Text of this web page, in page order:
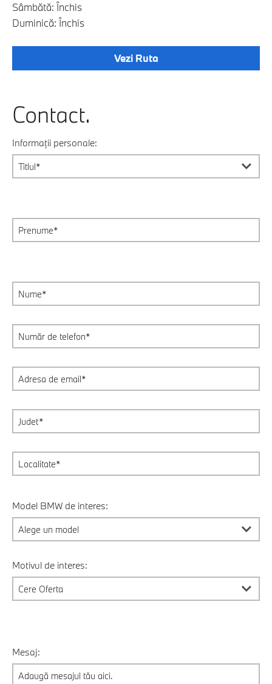
Sâmbătă: Închis
Duminică: Închis
Vezi Ruta
Contact.
Informații personale:
Model BMW de interes:
Motivul de interes:
Mesaj: